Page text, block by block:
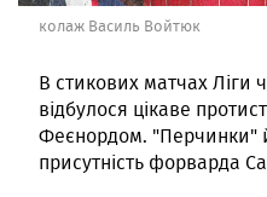
колаж Василь Войтюк
В стикових матчах Ліги
відбулося цікаве
Феєнордом. "Перчинки"
присутність форварда